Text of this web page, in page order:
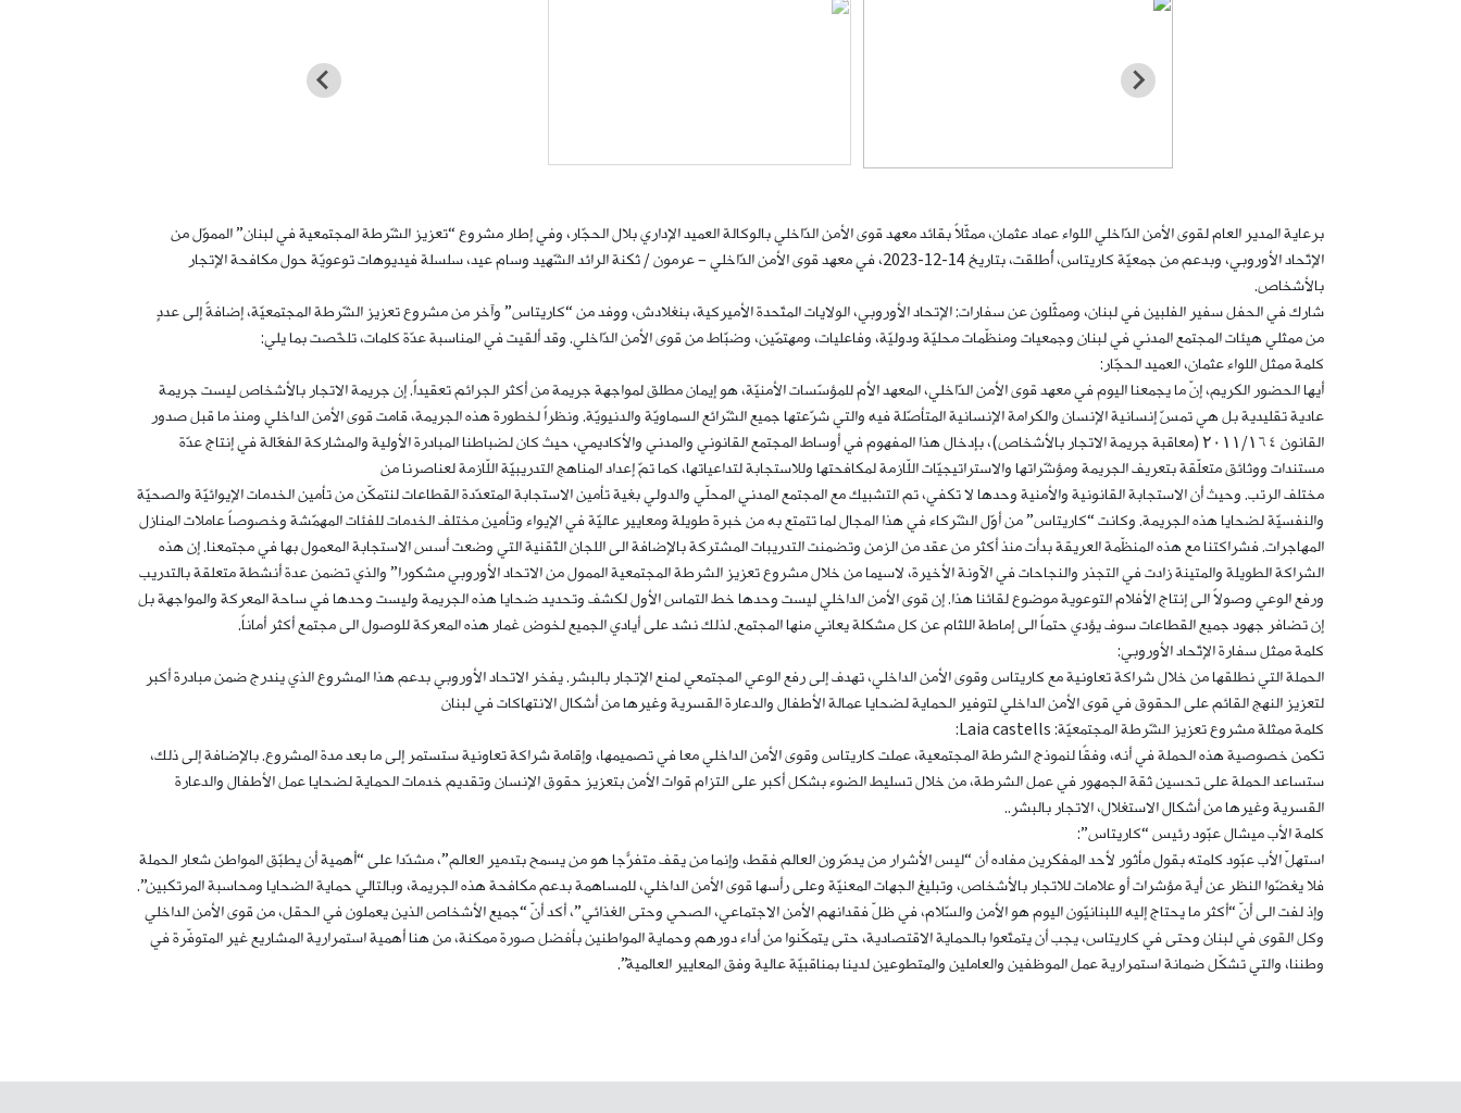
برعاية المدير العام لقوى الأمن الدّاخلي اللواء عماد عثمان، ممثّلاً بقائد معهد قوى الأمن الدّاخلي بالوكالة العميد الإداري بلال الحجّار، وفي إطار مشروع “تعزيز الشّرطة المجتمعية في لبنان” المموّل من
الإتّحاد الأوروبي، وبدعم من جمعيّة كاريتاس، أُطلقت، بتاريخ 14-12-2023، في معهد قوى الأمن الدّاخلي – عرمون / ثكنة الرائد الشّهيد وسام عيد، سلسلة فيديوهات توعويّة حول مكافحة الإتجار
بالأشخاص.
شارك في الحفل سفير الفلبين في لبنان، وممثّلون عن سفارات: الإتحاد الأوروبي، الولايات المتّحدة الأميركية، بنغلادش، ووفد من “كاريتاس” وآخر من مشروع تعزيز الشّرطة المجتمعيّة، إضافةً إلى عددٍ
من ممثلي هيئات المجتمع المدني في لبنان وجمعيات ومنظّمات محليّة ودوليّة، وفاعليات، ومهتمّين، وضبّاط من قوى الأمن الدّاخلي. وقد ألقيت في المناسبة عدّة كلمات، تلخّصت بما يلي:
كلمة ممثل اللواء عثمان، العميد الحجّار:
أيها الحضور الكريم، إنّ ما يجمعنا اليوم في معهد قوى الأمن الدّاخلي، المعهد الأم للمؤسّسات الأمنيّة، هو إيمان مطلق لمواجهة جريمة من أكثر الجرائم تعقيداً. إن جريمة الاتجار بالأشخاص ليست جريمة
عادية تقليدية بل هي تمسّ إنسانية الإنسان والكرامة الإنسانية المتأصّلة فيه والتي شرّعتها جميع الشّرائع السماويّة والدنيويّة. ونظراً لخطورة هذه الجريمة، قامت قوى الأمن الداخلي ومنذ ما قبل صدور
القانون ۲۰۱۱/۱٦٤ (معاقبة جريمة الاتجار بالأشخاص)، بإدخال هذا المفهوم في أوساط المجتمع القانوني والمدني والأكاديمي، حيث كان لضباطنا المبادرة الأولية والمشاركة الفعّالة في إنتاج عدّة
مستندات ووثائق متعلّقة بتعريف الجريمة ومؤشّراتها والاستراتيجيّات اللّازمة لمكافحتها وللاستجابة لتداعياتها، كما تمّ إعداد المناهج التدريبيّة اللّازمة لعناصرنا من
مختلف الرتب. وحيث أن الاستجابة القانونية والأمنية وحدها لا تكفي، تم التشبيك مع المجتمع المدني المحلّي والدولي بغية تأمين الاستجابة المتعدّدة القطاعات لنتمكّن من تأمين الخدمات الإيوائيّة والصحيّة
والنفسيّة لضحايا هذه الجريمة. وكانت “كاريتاس” من أوّل الشّركاء في هذا المجال لما تتمتع به من خبرة طويلة ومعايير عاليّة في الإيواء وتأمين مختلف الخدمات للفئات المهمّشة وخصوصاً عاملات المنازل
المهاجرات. فشراكتنا مع هذه المنظّمة العريقة بدأت منذ أكثر من عقد من الزمن وتضمنت التدريبات المشتركة بالإضافة الى اللجان التّقنية التي وضعت أسس الاستجابة المعمول بها في مجتمعنا. إن هذه
الشراكة الطويلة والمتينة زادت في التجذر والنجاحات في الآونة الأخيرة، لاسيما من خلال مشروع تعزيز الشرطة المجتمعية الممول من الاتحاد الأوروبي مشكورا” والذي تضمن عدة أنشطة متعلقة بالتدريب
ورفع الوعي وصولاً الى إنتاج الأفلام التوعوية موضوع لقائنا هذا. إن قوى الأمن الداخلي ليست وحدها خط التماس الأول لكشف وتحديد ضحايا هذه الجريمة وليست وحدها في ساحة المعركة والمواجهة بل
إن تضافر جهود جميع القطاعات سوف يؤدي حتماً الى إماطة اللثام عن كل مشكلة يعاني منها المجتمع. لذلك نشد على أيادي الجميع لخوض غمار هذه المعركة للوصول الى مجتمع أكثر أماناً.
كلمة ممثل سفارة الإتّحاد الأوروبي:
الحملة التي نطلقها من خلال شراكة تعاونية مع كاريتاس وقوى الأمن الداخلي، تهدف إلى رفع الوعي المجتمعي لمنع الإتجار بالبشر. يفخر الاتحاد الأوروبي بدعم هذا المشروع الذي يندرج ضمن مبادرة أكبر
لتعزيز النهج القائم على الحقوق في قوى الأمن الداخلي لتوفير الحماية لضحايا عمالة الأطفال والدعارة القسرية وغيرها من أشكال الانتهاكات في لبنان
كلمة ممثلة مشروع تعزيز الشّرطة المجتمعيّة: Laia castells:
تكمن خصوصية هذه الحملة في أنه، وفقًا لنموذج الشرطة المجتمعية، عملت كاريتاس وقوى الأمن الداخلي معا في تصميمها، وإقامة شراكة تعاونية ستستمر إلى ما بعد مدة المشروع. بالإضافة إلى ذلك،
ستساعد الحملة على تحسين ثقة الجمهور في عمل الشرطة، من خلال تسليط الضوء بشكل أكبر على التزام قوات الأمن بتعزيز حقوق الإنسان وتقديم خدمات الحماية لضحايا عمل الأطفال والدعارة
القسرية وغيرها من أشكال الاستغلال، الاتجار بالبشر..
كلمة الأب ميشال عبّود رئيس “كاريتاس”:
استهلّ الأب عبّود كلمته بقول مأثور لأحد المفكرين مفاده أن “ليس الأشرار من يدمّرون العالم فقط، وإنما من يقف متفرّجاً هو من يسمح بتدمير العالم”، مشدّدا على “أهمية أن يطبّق المواطن شعار الحملة
فلا يغضّوا النظر عن أية مؤشرات أو علامات للاتجار بالأشخاص، وتبليغ الجهات المعنيّة وعلى رأسها قوى الأمن الداخلي، للمساهمة بدعم مكافحة هذه الجريمة، وبالتالي حماية الضحايا ومحاسبة المرتكبين”.
وإذ لفت الى أنّ “أكثر ما يحتاج إليه اللبنانيّون اليوم هو الأمن والسّلام، في ظلّ فقدانهم الأمن الاجتماعي، الصحي وحتى الغذائي”، أكد أنّ “جميع الأشخاص الذين يعملون في الحقل، من قوى الأمن الداخلي
وكل القوى في لبنان وحتى في كاريتاس، يجب أن يتمتّعوا بالحماية الاقتصادية، حتى يتمكّنوا من أداء دورهم وحماية المواطنين بأفضل صورة ممكنة، من هنا أهمية استمرارية المشاريع غير المتوفّرة في
وطننا، والتي تشكّل ضمانة استمرارية عمل الموظفين والعاملين والمتطوعين لدينا بمناقبيّة عالية وفق المعايير العالمية”.